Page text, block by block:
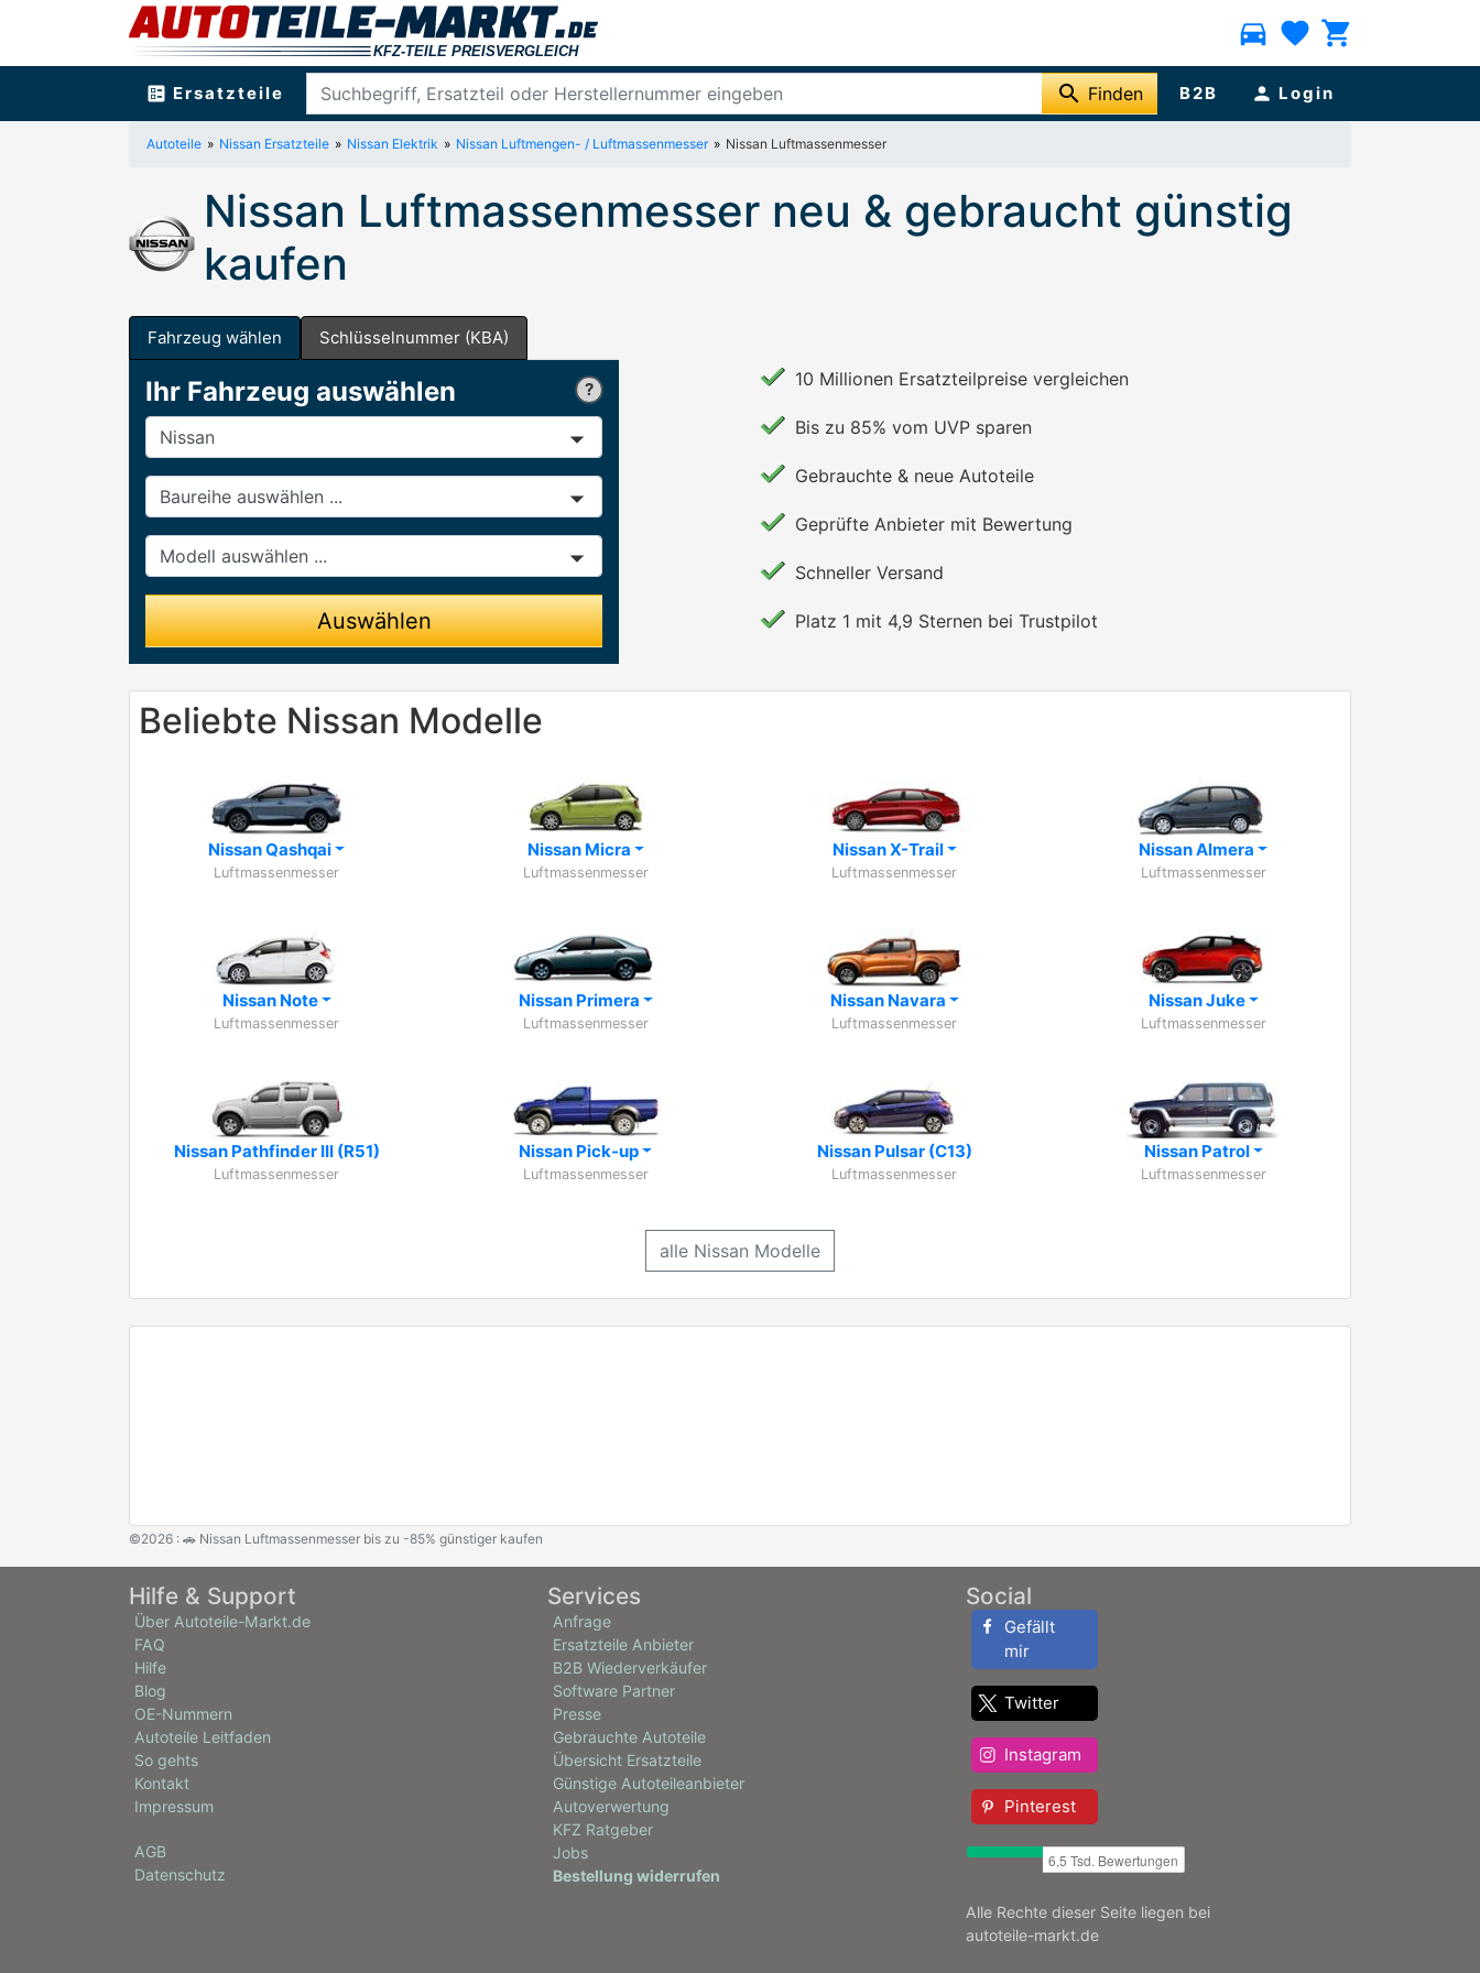
directions_car favorite shopping_cart
ballot Ersatzteile search Finden B2B person Login
Autoteile Nissan Ersatzteile Nissan Elektrik Nissan Luftmengen- / Luftmassenmesser Nissan Luftmassenmesser
Nissan Luftmassenmesser neu & gebraucht günstig
kaufen
Fahrzeug wählen Schlüsselnummer (KBA)
Ihr Fahrzeug auswählen
Hersteller
Baureihe
Modell
Auswählen
10 Millionen Ersatzteilpreise vergleichen
Bis zu 85% vom UVP sparen
Gebrauchte & neue Autoteile
Geprüfte Anbieter mit Bewertung
Schneller Versand
Platz 1 mit 4,9 Sternen bei Trustpilot
Beliebte Nissan Modelle
Nissan Qashqai
Luftmassenmesser
Nissan Micra
Luftmassenmesser
Nissan X-Trail
Luftmassenmesser
Nissan Almera
Luftmassenmesser
Nissan Note
Luftmassenmesser
Nissan Primera
Luftmassenmesser
Nissan Navara
Luftmassenmesser
Nissan Juke
Luftmassenmesser
Nissan Pathfinder III (R51)
Luftmassenmesser
Nissan Pick-up
Luftmassenmesser
Nissan Pulsar (C13)
Luftmassenmesser
Nissan Patrol
Luftmassenmesser
alle Nissan Modelle
©2026 : 🚗 Nissan Luftmassenmesser bis zu -85% günstiger kaufen
Hilfe & Support
Über Autoteile-Markt.de
FAQ
Hilfe
Blog
OE-Nummern
Autoteile Leitfaden
So gehts
Kontakt
Impressum
AGB
Datenschutz
Services
Anfrage
Ersatzteile Anbieter
B2B Wiederverkäufer
Software Partner
Presse
Gebrauchte Autoteile
Übersicht Ersatzteile
Günstige Autoteileanbieter
Autoverwertung
KFZ Ratgeber
Jobs
Bestellung widerrufen
Social
Gefällt
mir
Twitter
Instagram
Pinterest
Alle Rechte dieser Seite liegen bei
autoteile-markt.de